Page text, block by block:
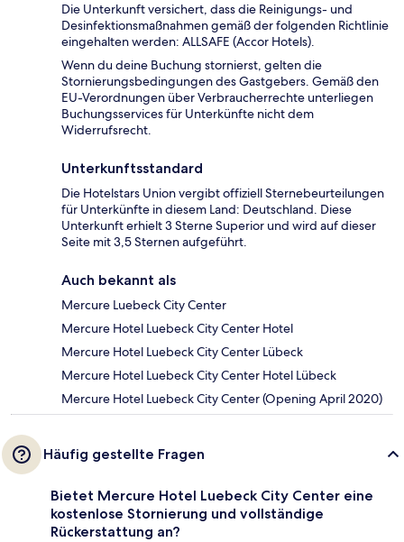
Die Unterkunft versichert, dass die Reinigungs- und
Desinfektionsmaßnahmen gemäß der folgenden Richtlinie
eingehalten werden: ALLSAFE (Accor Hotels).
Wenn du deine Buchung stornierst, gelten die
Stornierungsbedingungen des Gastgebers. Gemäß den
EU-Verordnungen über Verbraucherrechte unterliegen
Buchungsservices für Unterkünfte nicht dem
Widerrufsrecht.
Unterkunftsstandard
Die Hotelstars Union vergibt offiziell Sternebeurteilungen
für Unterkünfte in diesem Land: Deutschland. Diese
Unterkunft erhielt 3 Sterne Superior und wird auf dieser
Seite mit 3,5 Sternen aufgeführt.
Auch bekannt als
Mercure Luebeck City Center
Mercure Hotel Luebeck City Center Hotel
Mercure Hotel Luebeck City Center Lübeck
Mercure Hotel Luebeck City Center Hotel Lübeck
Mercure Hotel Luebeck City Center (Opening April 2020)
Häufig gestellte Fragen
Bietet Mercure Hotel Luebeck City Center eine
kostenlose Stornierung und vollständige
Rückerstattung an?